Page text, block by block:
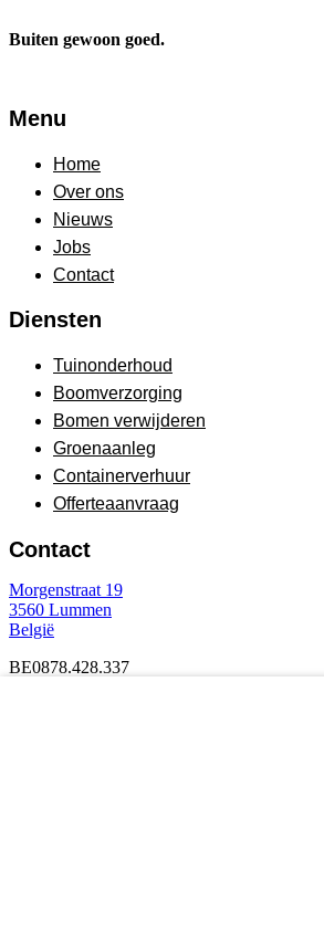
Buiten gewoon goed.
Menu
Home
Over ons
Nieuws
Jobs
Contact
Diensten
Tuinonderhoud
Boomverzorging
Bomen verwijderen
Groenaanleg
Containerverhuur
Offerteaanvraag
Contact
Morgenstraat 19
3560 Lummen
België
BE0878.428.337
© 2026 Groenbedrijf Limburg. Alle